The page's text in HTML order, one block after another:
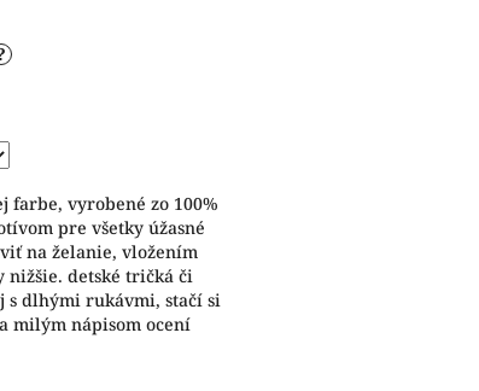
farbe, vyrobené zo 100%
pre všetky úžasné
na želanie, vložením
nižšie. detské tričká či
s dlhými rukávmi, stačí si
milým nápisom ocení